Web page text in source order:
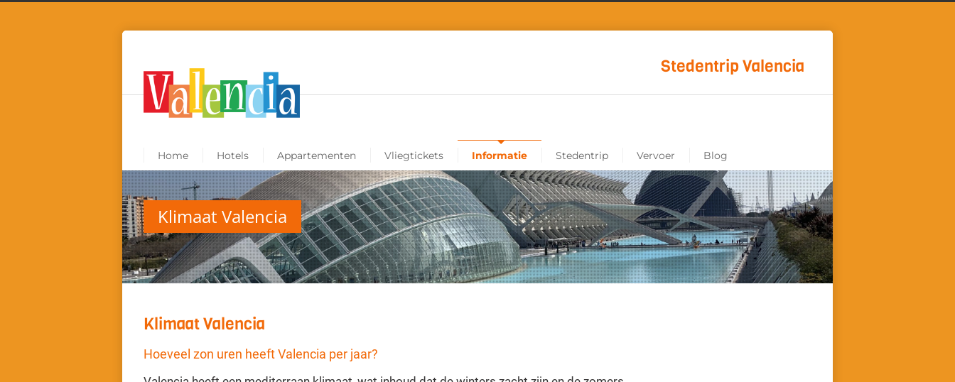
Stedentrip Valencia
Home Hotels Appartementen Vliegtickets Informatie Stedentrip Vervoer Blog
Klimaat Valencia
Klimaat Valencia
Hoeveel zon uren heeft Valencia per jaar?